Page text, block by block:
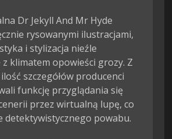
Dr Jekyll And Mr Hyde
rysowanymi ilustracjami,
i stylizacja nieźle
klimatem opowieści grozy. Z
szczegółów producenci
funkcję przyglądania się
przez wirtualną lupę, co
detektywistycznego powabu.